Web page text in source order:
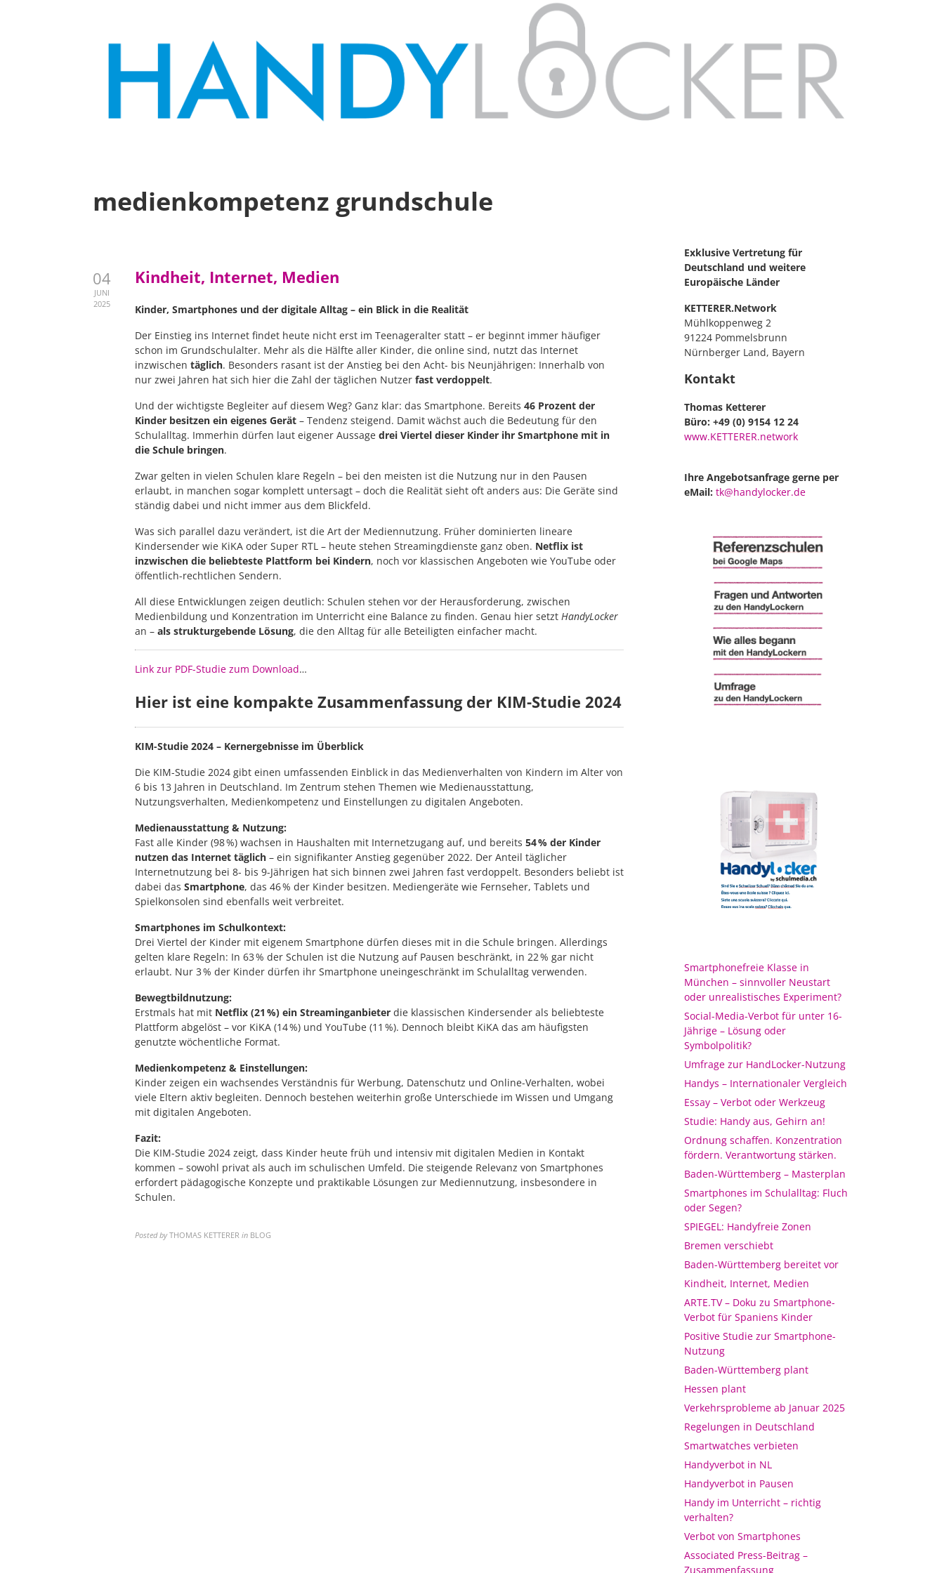
medienkompetenz grundschule
04
JUNI
2025
Kindheit, Internet, Medien
Kinder, Smartphones und der digitale Alltag – ein Blick in die Realität
Der Einstieg ins Internet findet heute nicht erst im Teenageralter statt – er beginnt immer häufiger
schon im Grundschulalter. Mehr als die Hälfte aller Kinder, die online sind, nutzt das Internet
inzwischen täglich. Besonders rasant ist der Anstieg bei den Acht- bis Neunjährigen: Innerhalb von
nur zwei Jahren hat sich hier die Zahl der täglichen Nutzer fast verdoppelt.
Und der wichtigste Begleiter auf diesem Weg? Ganz klar: das Smartphone. Bereits 46 Prozent der
Kinder besitzen ein eigenes Gerät – Tendenz steigend. Damit wächst auch die Bedeutung für den
Schulalltag. Immerhin dürfen laut eigener Aussage drei Viertel dieser Kinder ihr Smartphone mit in
die Schule bringen.
Zwar gelten in vielen Schulen klare Regeln – bei den meisten ist die Nutzung nur in den Pausen
erlaubt, in manchen sogar komplett untersagt – doch die Realität sieht oft anders aus: Die Geräte sind
ständig dabei und nicht immer aus dem Blickfeld.
Was sich parallel dazu verändert, ist die Art der Mediennutzung. Früher dominierten lineare
Kindersender wie KiKA oder Super RTL – heute stehen Streamingdienste ganz oben. Netflix ist
inzwischen die beliebteste Plattform bei Kindern, noch vor klassischen Angeboten wie YouTube oder
öffentlich-rechtlichen Sendern.
All diese Entwicklungen zeigen deutlich: Schulen stehen vor der Herausforderung, zwischen
Medienbildung und Konzentration im Unterricht eine Balance zu finden. Genau hier setzt HandyLocker
an – als strukturgebende Lösung, die den Alltag für alle Beteiligten einfacher macht.
Link zur PDF-Studie zum Download…
Hier ist eine kompakte Zusammenfassung der KIM-Studie 2024
KIM-Studie 2024 – Kernergebnisse im Überblick
Die KIM-Studie 2024 gibt einen umfassenden Einblick in das Medienverhalten von Kindern im Alter von
6 bis 13 Jahren in Deutschland. Im Zentrum stehen Themen wie Medienausstattung,
Nutzungsverhalten, Medienkompetenz und Einstellungen zu digitalen Angeboten.
Medienausstattung & Nutzung:
Fast alle Kinder (98 %) wachsen in Haushalten mit Internetzugang auf, und bereits 54 % der Kinder
nutzen das Internet täglich – ein signifikanter Anstieg gegenüber 2022. Der Anteil täglicher
Internetnutzung bei 8- bis 9-Jährigen hat sich binnen zwei Jahren fast verdoppelt. Besonders beliebt ist
dabei das Smartphone, das 46 % der Kinder besitzen. Mediengeräte wie Fernseher, Tablets und
Spielkonsolen sind ebenfalls weit verbreitet.
Smartphones im Schulkontext:
Drei Viertel der Kinder mit eigenem Smartphone dürfen dieses mit in die Schule bringen. Allerdings
gelten klare Regeln: In 63 % der Schulen ist die Nutzung auf Pausen beschränkt, in 22 % gar nicht
erlaubt. Nur 3 % der Kinder dürfen ihr Smartphone uneingeschränkt im Schulalltag verwenden.
Bewegtbildnutzung:
Erstmals hat mit Netflix (21 %) ein Streaminganbieter die klassischen Kindersender als beliebteste
Plattform abgelöst – vor KiKA (14 %) und YouTube (11 %). Dennoch bleibt KiKA das am häufigsten
genutzte wöchentliche Format.
Medienkompetenz & Einstellungen:
Kinder zeigen ein wachsendes Verständnis für Werbung, Datenschutz und Online-Verhalten, wobei
viele Eltern aktiv begleiten. Dennoch bestehen weiterhin große Unterschiede im Wissen und Umgang
mit digitalen Angeboten.
Fazit:
Die KIM-Studie 2024 zeigt, dass Kinder heute früh und intensiv mit digitalen Medien in Kontakt
kommen – sowohl privat als auch im schulischen Umfeld. Die steigende Relevanz von Smartphones
erfordert pädagogische Konzepte und praktikable Lösungen zur Mediennutzung, insbesondere in
Schulen.
Posted by THOMAS KETTERER in BLOG
Exklusive Vertretung für
Deutschland und weitere
Europäische Länder
KETTERER.Network
Mühlkoppenweg 2
91224 Pommelsbrunn
Nürnberger Land, Bayern
Kontakt
Thomas Ketterer
Büro: +49 (0) 9154 12 24
www.KETTERER.network
Ihre Angebotsanfrage gerne per
eMail:tk@handylocker.de
Smartphonefreie Klasse in
München – sinnvoller Neustart
oder unrealistisches Experiment?
Social-Media-Verbot für unter 16-
Jährige – Lösung oder
Symbolpolitik?
Umfrage zur HandLocker-Nutzung
Handys – Internationaler Vergleich
Essay – Verbot oder Werkzeug
Studie: Handy aus, Gehirn an!
Ordnung schaffen. Konzentration
fördern. Verantwortung stärken.
Baden-Württemberg – Masterplan
Smartphones im Schulalltag: Fluch
oder Segen?
SPIEGEL: Handyfreie Zonen
Bremen verschiebt
Baden-Württemberg bereitet vor
Kindheit, Internet, Medien
ARTE.TV – Doku zu Smartphone-
Verbot für Spaniens Kinder
Positive Studie zur Smartphone-
Nutzung
Baden-Württemberg plant
Hessen plant
Verkehrsprobleme ab Januar 2025
Regelungen in Deutschland
Smartwatches verbieten
Handyverbot in NL
Handyverbot in Pausen
Handy im Unterricht – richtig
verhalten?
Verbot von Smartphones
Associated Press-Beitrag –
Zusammenfassung